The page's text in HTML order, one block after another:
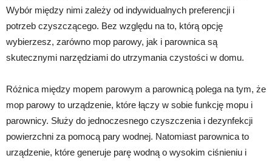
Wybór między nimi zależy od indywidualnych preferencji i
potrzeb czyszczącego. Bez względu na to, którą opcję
wybierzesz, zarówno mop parowy, jak i parownica są
skutecznymi narzędziami do utrzymania czystości w domu.
Różnica między mopem parowym a parownicą polega na tym, że
mop parowy to urządzenie, które łączy w sobie funkcję mopu i
parownicy. Służy do jednoczesnego czyszczenia i dezynfekcji
powierzchni za pomocą pary wodnej. Natomiast parownica to
urządzenie, które generuje parę wodną o wysokim ciśnieniu i